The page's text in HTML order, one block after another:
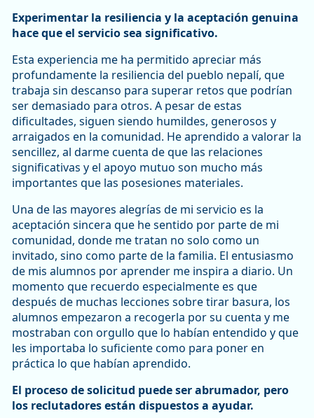
Experimentar la resiliencia y la aceptación genuina
hace que el servicio sea significativo.
Esta experiencia me ha permitido apreciar más
profundamente la resiliencia del pueblo nepalí, que
trabaja sin descanso para superar retos que podrían
ser demasiado para otros. A pesar de estas
dificultades, siguen siendo humildes, generosos y
arraigados en la comunidad. He aprendido a valorar la
sencillez, al darme cuenta de que las relaciones
significativas y el apoyo mutuo son mucho más
importantes que las posesiones materiales.
Una de las mayores alegrías de mi servicio es la
aceptación sincera que he sentido por parte de mi
comunidad, donde me tratan no solo como un
invitado, sino como parte de la familia. El entusiasmo
de mis alumnos por aprender me inspira a diario. Un
momento que recuerdo especialmente es que
después de muchas lecciones sobre tirar basura, los
alumnos empezaron a recogerla por su cuenta y me
mostraban con orgullo que lo habían entendido y que
les importaba lo suficiente como para poner en
práctica lo que habían aprendido.
El proceso de solicitud puede ser abrumador, pero
los reclutadores están dispuestos a ayudar.